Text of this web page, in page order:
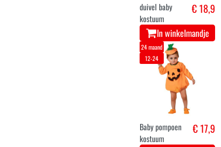
duivel baby
kostuum
€ 18,9
In winkelmandje
24 maand
12-24
Baby pompoen
kostuum
€ 17,9